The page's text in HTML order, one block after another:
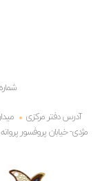
آدرس دفتر مرکزی
مژدی- خیابان پروفسور